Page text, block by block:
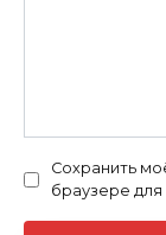
Сохранить
браузере